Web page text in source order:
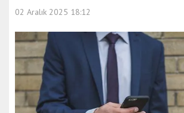
02 Aralık 2025 18:12